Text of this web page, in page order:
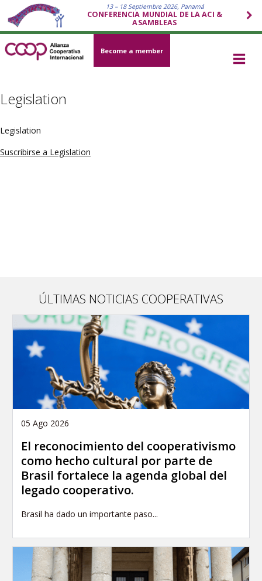
13 – 18 Septiembre 2026, Panamá
CONFERENCIA MUNDIAL DE LA ACI &
ASAMBLEAS
Become a member
Legislation
Legislation
Suscribirse a Legislation
ÚLTIMAS NOTICIAS COOPERATIVAS
05 Ago 2026
El reconocimiento del cooperativismo
como hecho cultural por parte de
Brasil fortalece la agenda global del
legado cooperativo.
Brasil ha dado un importante paso...